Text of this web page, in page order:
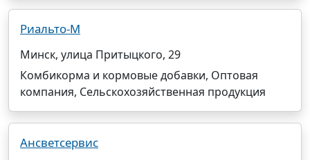
Риальто-М
Минск, улица Притыцкого, 29
Комбикорма и кормовые добавки, Оптовая
компания, Сельскохозяйственная продукция
Ансветсервис